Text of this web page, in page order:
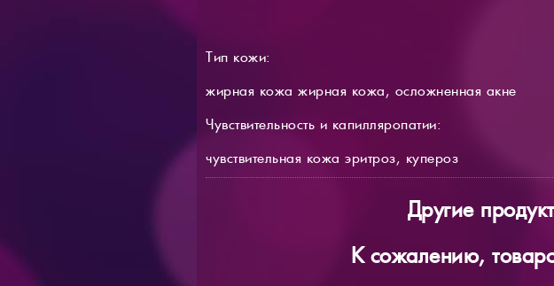
Тип кожи:
жирная кожа жирная кожа, осложненная акне
Чувствительность и капилляропатии:
чувствительная кожа эритроз, купероз
Другие
К сожалению,